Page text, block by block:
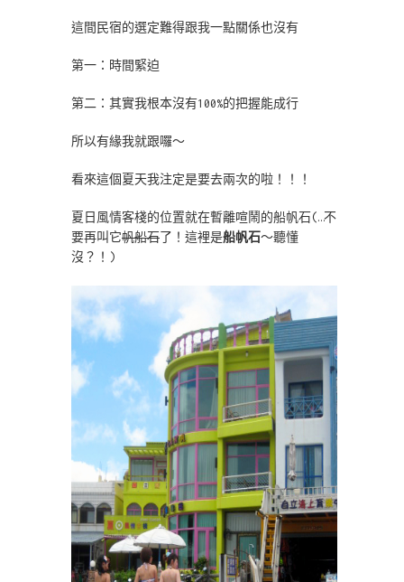
這間民宿的選定難得跟我一點關係也沒有
第一：時間緊迫
第二：其實我根本沒有100%的把握能成行
所以有緣我就跟囉～
看來這個夏天我注定是要去兩次的啦！！！
夏日風情客棧的位置就在暫離喧鬧的船帆石(…不
要再叫它帆船石 了！這裡是船帆石～聽懂
沒？！)